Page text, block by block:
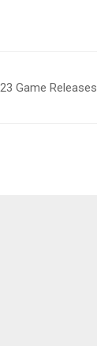
Game Releases